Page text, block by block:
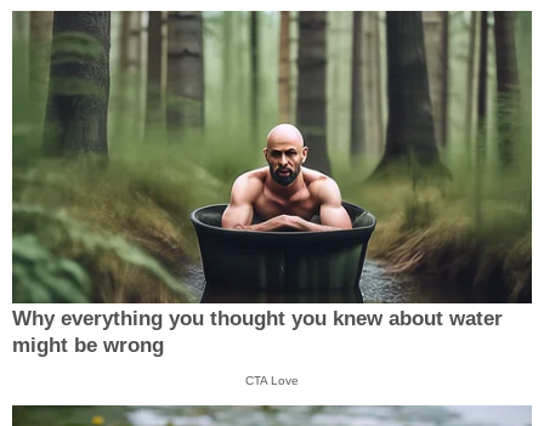
Why everything you thought you knew about water
might be wrong
CTA Love